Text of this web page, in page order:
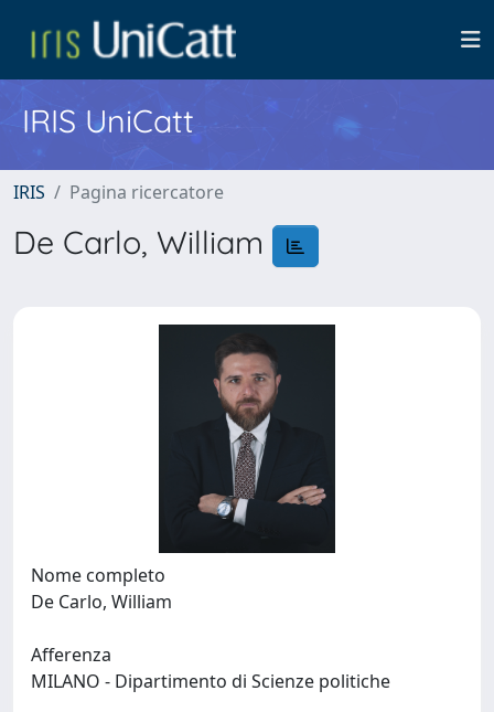
IRIS UniCatt
IRIS Pagina ricercatore
De Carlo, William
Nome completo
De Carlo, William
Afferenza
MILANO - Dipartimento di Scienze politiche